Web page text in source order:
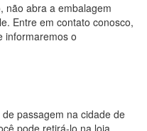
não abra a embalagem
Entre em contato conosco,
informaremos o
passagem na cidade de